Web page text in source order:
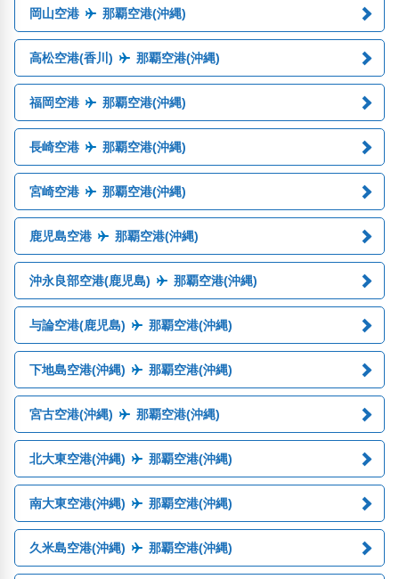
岡山空港 那覇空港(沖縄)
高松空港(香川) 那覇空港(沖縄)
福岡空港 那覇空港(沖縄)
長崎空港 那覇空港(沖縄)
宮崎空港 那覇空港(沖縄)
鹿児島空港 那覇空港(沖縄)
沖永良部空港(鹿児島) 那覇空港(沖縄)
与論空港(鹿児島) 那覇空港(沖縄)
下地島空港(沖縄) 那覇空港(沖縄)
宮古空港(沖縄) 那覇空港(沖縄)
北大東空港(沖縄) 那覇空港(沖縄)
南大東空港(沖縄) 那覇空港(沖縄)
久米島空港(沖縄) 那覇空港(沖縄)